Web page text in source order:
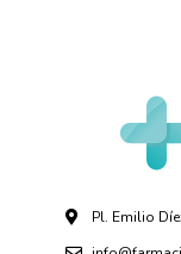
Pl. Emilio